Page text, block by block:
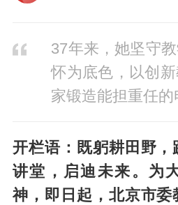
37年来，她坚守
怀为底色，以创
家锻造能担重任的
开栏语：既躬耕田野
讲堂，启迪未来。为
神，即日起，北京市